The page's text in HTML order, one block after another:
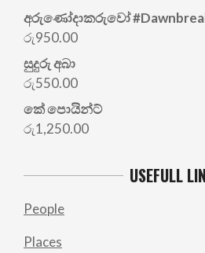
අරු‍ණෝදාකරුවෝ
රු950.00
සුදුරු අබා
රු550.00
කේ පොයින්ට්
රු1,250.00
USEFULL
People
Places